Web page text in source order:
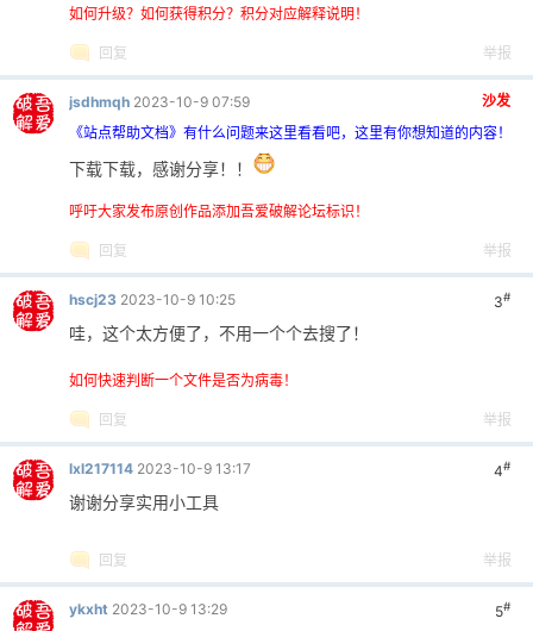
如何升级？如何获得积分？积分对应解释说明！
回复 举报
沙发
jsdhmqh 2023-10-9 07:59
《站点帮助文档》有什么问题来这里看看吧，这里有你想知道的内容！
下载下载，感谢分享！！
呼吁大家发布原创作品添加吾爱破解论坛标识！
回复 举报
3#
hscj23 2023-10-9 10:25
哇，这个太方便了，不用一个个去搜了！
如何快速判断一个文件是否为病毒！
回复 举报
4#
lxl217114 2023-10-9 13:17
谢谢分享实用小工具
回复 举报
5#
ykxht 2023-10-9 13:29